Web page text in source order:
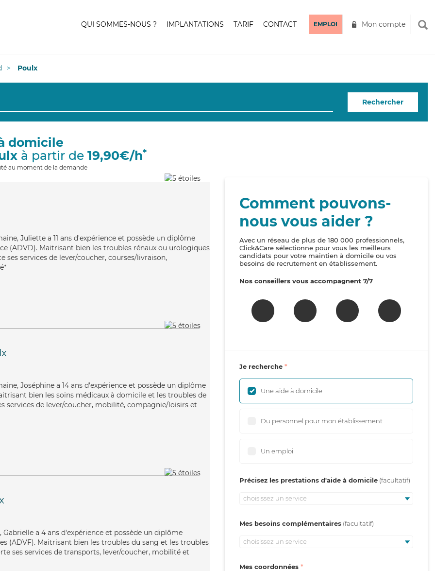
QUI SOMMES-NOUS ? IMPLANTATIONS TARIF CONTACT EMPLOI Mon compte
Poulx
Rechercher
domicile
à partir de 19,90€/h*
au moment de la demande
Juliette a 11 ans d'expérience et possède un diplôme
(ADVD). Maitrisant bien les troubles rénaux ou urologiques
ses services de lever/coucher, courses/livraison,
Joséphine a 14 ans d'expérience et possède un diplôme
bien les soins médicaux à domicile et les troubles de
services de lever/coucher, mobilité, compagnie/loisirs et
a 4 ans d'expérience et possède un diplôme
(ADVF). Maitrisant bien les troubles du sang et les troubles
ses services de transports, lever/coucher, mobilité et
Comment pouvons-
nous vous aider ?
Avec un réseau de plus de 180 000 professionnels,
Click&Care sélectionne pour vous les meilleurs
candidats pour votre maintien à domicile ou vos
besoins de recrutement en établissement.
Nos conseillers vous accompagnent 7/7
Je recherche
Une aide à domicile
Du personnel pour mon établissement
Un emploi
Précisez les prestations d'aide à domicile
choisissez un service
Mes besoins complémentaires
choisissez un service
Mes coordonnées